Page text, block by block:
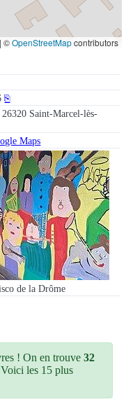
⎘
26320 Saint-Marcel-lès-
Maps
de la Drôme
| ©OpenStreetMapcontributors
! On en trouve32
les 15 plus